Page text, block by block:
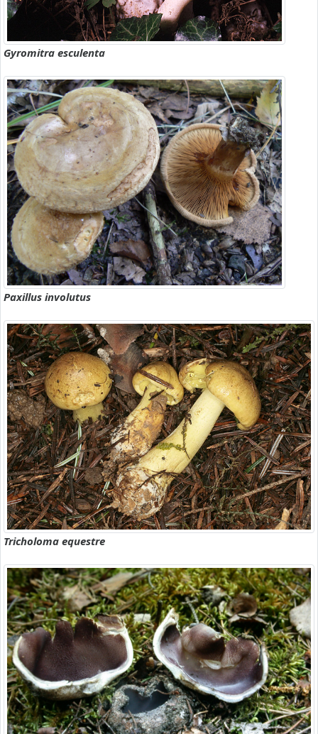
Gyromitra esculenta
Paxillus involutus
Tricholoma equestre